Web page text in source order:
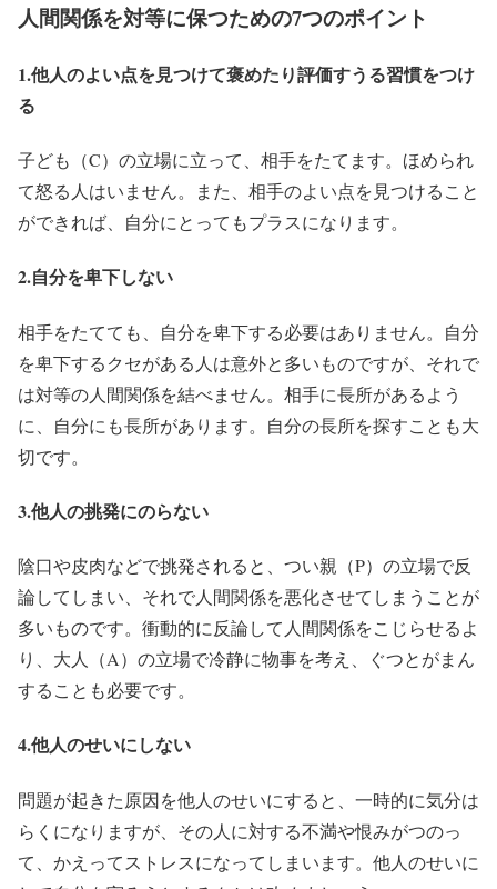
人間関係を対等に保つための7つのポイント
1.他人のよい点を見つけて褒めたり評価すうる習慣をつけ
る
子ども（C）の立場に立って、相手をたてます。ほめられ
て怒る人はいません。また、相手のよい点を見つけること
ができれば、自分にとってもプラスになります。
2.自分を卑下しない
相手をたてても、自分を卑下する必要はありません。自分
を卑下するクセがある人は意外と多いものですが、それで
は対等の人間関係を結べません。相手に長所があるよう
に、自分にも長所があります。自分の長所を探すことも大
切です。
3.他人の挑発にのらない
陰口や皮肉などで挑発されると、つい親（P）の立場で反
論してしまい、それで人間関係を悪化させてしまうことが
多いものです。衝動的に反論して人間関係をこじらせるよ
り、大人（A）の立場で冷静に物事を考え、ぐつとがまん
することも必要です。
4.他人のせいにしない
問題が起きた原因を他人のせいにすると、一時的に気分は
らくになりますが、その人に対する不満や恨みがつのっ
て、かえってストレスになってしまいます。他人のせいに